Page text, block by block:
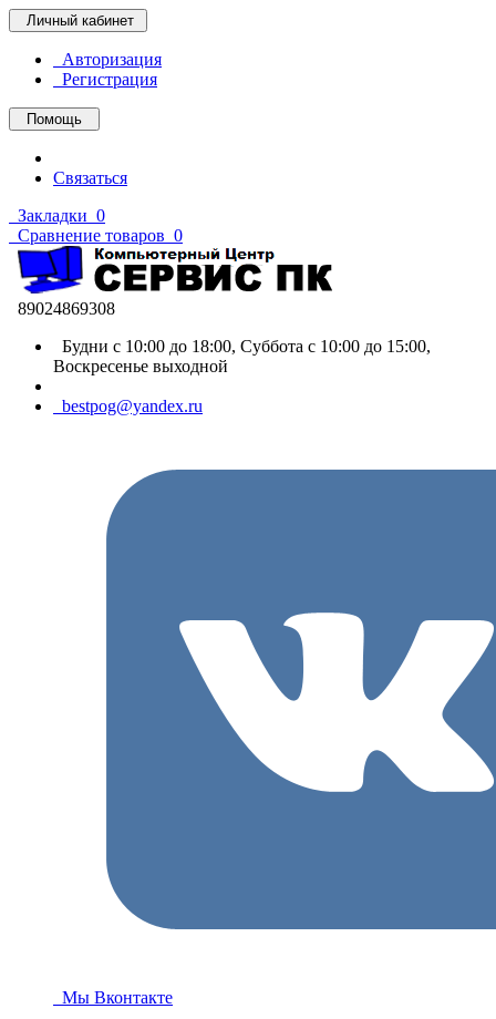
Личный кабинет
Авторизация
Регистрация
Помощь
Связаться
Закладки 0
Сравнение товаров 0
89024869308
Будни с 10:00 до 18:00, Суббота с 10:00 до 15:00,
Воскресенье выходной
bestpog@yandex.ru
Мы Вконтакте